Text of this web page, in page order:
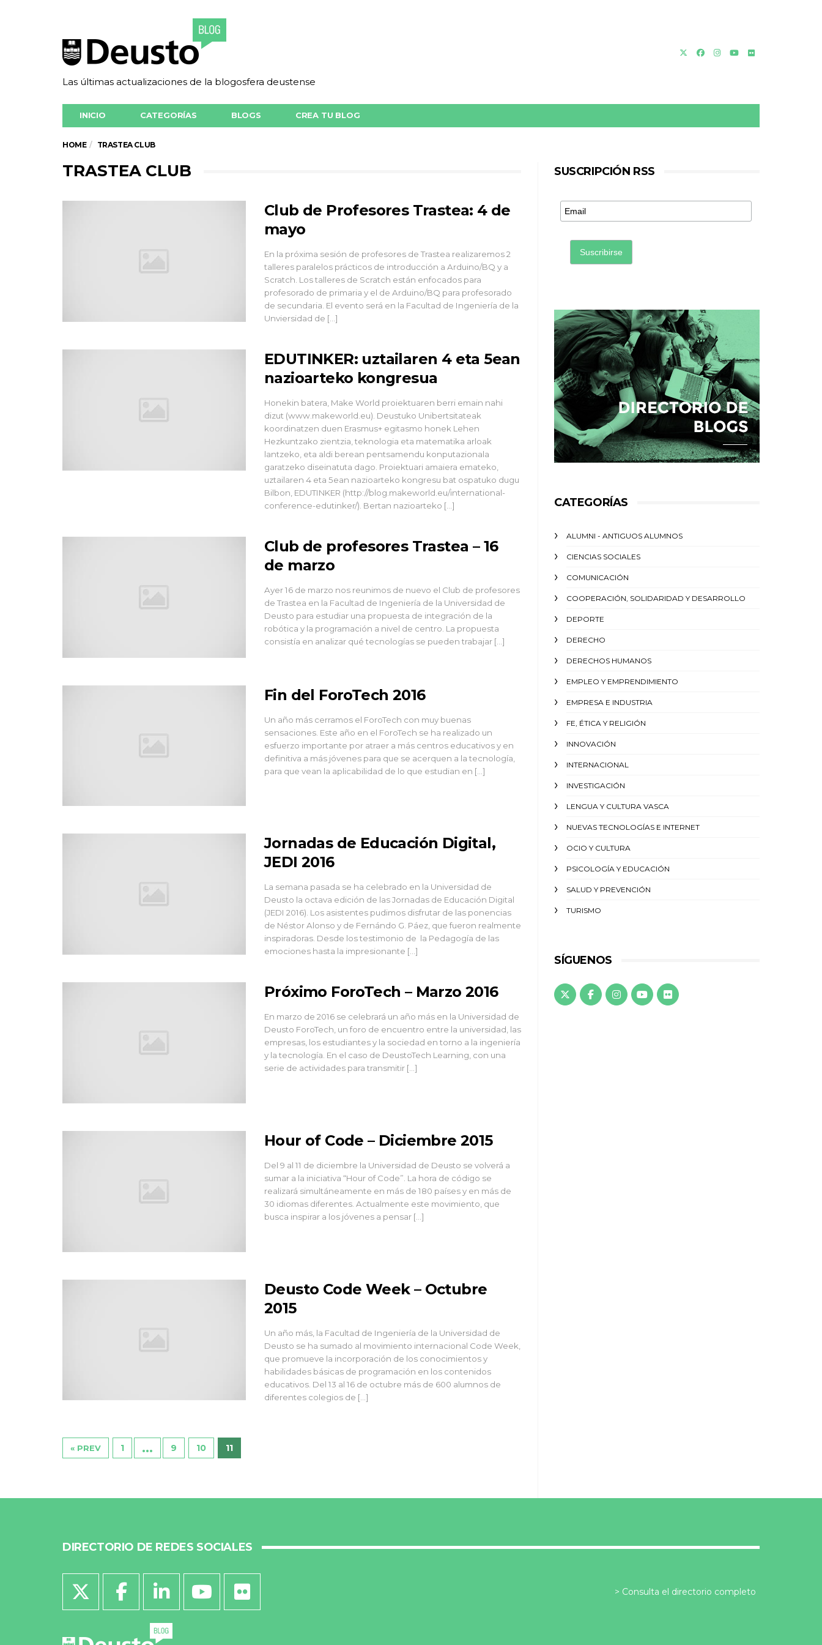
Las últimas actualizaciones de la blogosfera deustense
INICIO CATEGORÍAS BLOGS CREA TU BLOG
HOME TRASTEA CLUB
TRASTEA CLUB
Club de Profesores Trastea: 4 de
mayo
En la próxima sesión de profesores de Trastea realizaremos 2
talleres paralelos prácticos de introducción a Arduino/BQ y a
Scratch. Los talleres de Scratch están enfocados para
profesorado de primaria y el de Arduino/BQ para profesorado
de secundaria. El evento será en la Facultad de Ingeniería de la
Unviersidad de […]
EDUTINKER: uztailaren 4 eta 5ean
nazioarteko kongresua
Honekin batera, Make World proiektuaren berri emain nahi
dizut (www.makeworld.eu). Deustuko Unibertsitateak
koordinatzen duen Erasmus+ egitasmo honek Lehen
Hezkuntzako zientzia, teknologia eta matematika arloak
lantzeko, eta aldi berean pentsamendu konputazionala
garatzeko diseinatuta dago. Proiektuari amaiera emateko,
uztailaren 4 eta 5ean nazioarteko kongresu bat ospatuko dugu
Bilbon, EDUTINKER (http://blog.makeworld.eu/international-
conference-edutinker/). Bertan nazioarteko […]
Club de profesores Trastea – 16
de marzo
Ayer 16 de marzo nos reunimos de nuevo el Club de profesores
de Trastea en la Facultad de Ingeniería de la Universidad de
Deusto para estudiar una propuesta de integración de la
robótica y la programación a nivel de centro. La propuesta
consistía en analizar qué tecnologías se pueden trabajar […]
Fin del ForoTech 2016
Un año más cerramos el ForoTech con muy buenas
sensaciones. Este año en el ForoTech se ha realizado un
esfuerzo importante por atraer a más centros educativos y en
definitiva a más jóvenes para que se acerquen a la tecnología,
para que vean la aplicabilidad de lo que estudian en […]
Jornadas de Educación Digital,
JEDI 2016
La semana pasada se ha celebrado en la Universidad de
Deusto la octava edición de las Jornadas de Educación Digital
(JEDI 2016). Los asistentes pudimos disfrutar de las ponencias
de Néstor Alonso y de Fernándo G. Páez, que fueron realmente
inspiradoras. Desde los testimonio de la Pedagogía de las
emociones hasta la impresionante […]
Próximo ForoTech – Marzo 2016
En marzo de 2016 se celebrará un año más en la Universidad de
Deusto ForoTech, un foro de encuentro entre la universidad, las
empresas, los estudiantes y la sociedad en torno a la ingeniería
y la tecnología. En el caso de DeustoTech Learning, con una
serie de actividades para transmitir […]
Hour of Code – Diciembre 2015
Del 9 al 11 de diciembre la Universidad de Deusto se volverá a
sumar a la iniciativa “Hour of Code”. La hora de código se
realizará simultáneamente en más de 180 países y en más de
30 idiomas diferentes. Actualmente este movimiento, que
busca inspirar a los jóvenes a pensar […]
Deusto Code Week – Octubre
2015
Un año más, la Facultad de Ingeniería de la Universidad de
Deusto se ha sumado al movimiento internacional Code Week,
que promueve la incorporación de los conocimientos y
habilidades básicas de programación en los contenidos
educativos. Del 13 al 16 de octubre más de 600 alumnos de
diferentes colegios de […]
« PREV 1 … 9 10 11
SUSCRIPCIÓN RSS
CATEGORÍAS
ALUMNI - ANTIGUOS ALUMNOS
CIENCIAS SOCIALES
COMUNICACIÓN
COOPERACIÓN, SOLIDARIDAD Y DESARROLLO
DEPORTE
DERECHO
DERECHOS HUMANOS
EMPLEO Y EMPRENDIMIENTO
EMPRESA E INDUSTRIA
FE, ÉTICA Y RELIGIÓN
INNOVACIÓN
INTERNACIONAL
INVESTIGACIÓN
LENGUA Y CULTURA VASCA
NUEVAS TECNOLOGÍAS E INTERNET
OCIO Y CULTURA
PSICOLOGÍA Y EDUCACIÓN
SALUD Y PREVENCIÓN
TURISMO
SÍGUENOS
DIRECTORIO DE REDES SOCIALES
Consulta el directorio completo